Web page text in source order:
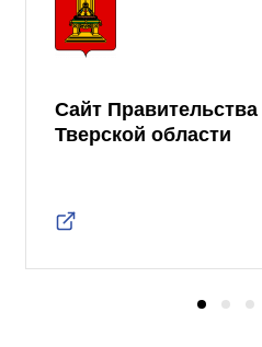
Сайт Правительства
Тверской области